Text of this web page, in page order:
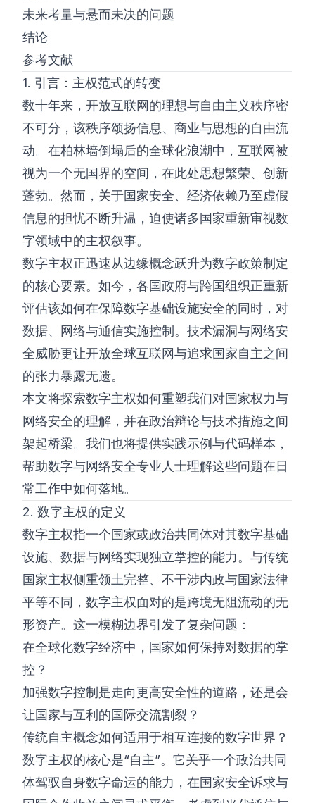
未来考量与悬而未决的问题
结论
参考文献
1. 引言：主权范式的转变
数十年来，开放互联网的理想与自由主义秩序密
不可分，该秩序颂扬信息、商业与思想的自由流
动。在柏林墙倒塌后的全球化浪潮中，互联网被
视为一个无国界的空间，在此处思想繁荣、创新
蓬勃。然而，关于国家安全、经济依赖乃至虚假
信息的担忧不断升温，迫使诸多国家重新审视数
字领域中的主权叙事。
数字主权正迅速从边缘概念跃升为数字政策制定
的核心要素。如今，各国政府与跨国组织正重新
评估该如何在保障数字基础设施安全的同时，对
数据、网络与通信实施控制。技术漏洞与网络安
全威胁更让开放全球互联网与追求国家自主之间
的张力暴露无遗。
本文将探索数字主权如何重塑我们对国家权力与
网络安全的理解，并在政治辩论与技术措施之间
架起桥梁。我们也将提供实践示例与代码样本，
帮助数字与网络安全专业人士理解这些问题在日
常工作中如何落地。
2. 数字主权的定义
数字主权指一个国家或政治共同体对其数字基础
设施、数据与网络实现独立掌控的能力。与传统
国家主权侧重领土完整、不干涉内政与国家法律
平等不同，数字主权面对的是跨境无阻流动的无
形资产。这一模糊边界引发了复杂问题：
在全球化数字经济中，国家如何保持对数据的掌
控？
加强数字控制是走向更高安全性的道路，还是会
让国家与互利的国际交流割裂？
传统自主概念如何适用于相互连接的数字世界？
数字主权的核心是“自主”。它关乎一个政治共同
体驾驭自身数字命运的能力，在国家安全诉求与